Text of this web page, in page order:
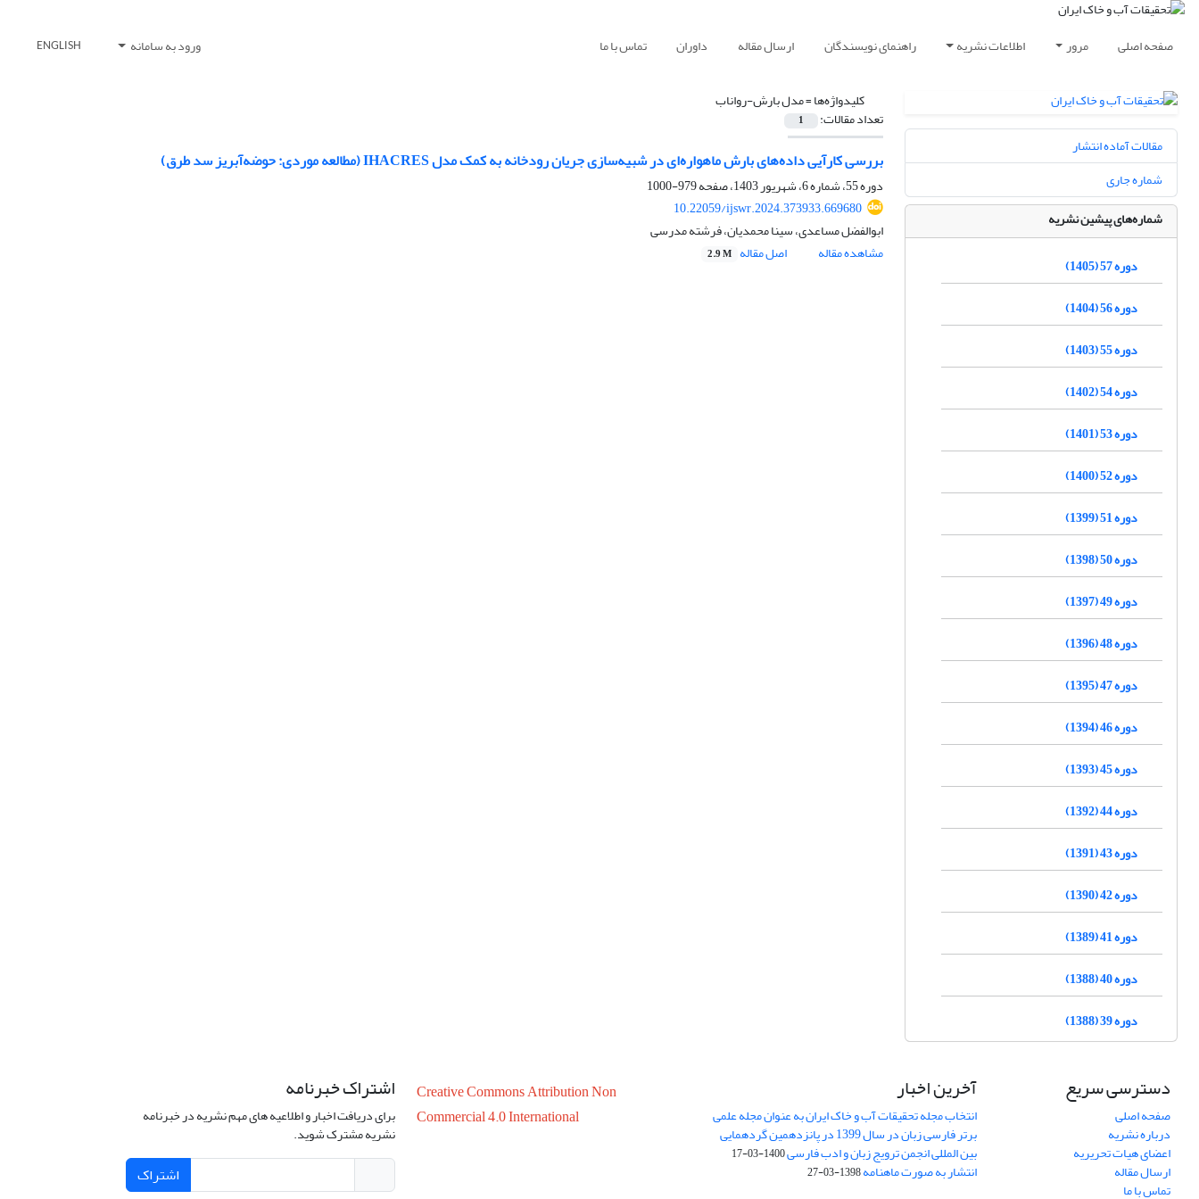
صفحه اصلی مرور اطلاعات نشریه راهنمای نویسندگان ارسال مقاله داوران تماس با ما ورود به سامانه ENGLISH
کلیدواژه‌ها =مدل بارش-رواناب
تعداد مقالات: 1
بررسی کارآیی داده‌های بارش ماهواره‌ای در شبیه‌سازی جریان رودخانه به کمک مدل IHACRES (مطالعه موردی: حوضه‌آبریز سد طرق)
دوره 55، شماره 6، شهریور 1403، صفحه
979-1000
10.22059/ijswr.2024.373933.669680
ابوالفضل مساعدی، سینا محمدیان، فرشته مدرسی
مشاهده مقاله
اصل مقاله 2.9 M
مقالات آماده انتشار
شماره جاری
شماره‌های پیشین نشریه
دوره 57 (1405)
دوره 56 (1404)
دوره 55 (1403)
دوره 54 (1402)
دوره 53 (1401)
دوره 52 (1400)
دوره 51 (1399)
دوره 50 (1398)
دوره 49 (1397)
دوره 48 (1396)
دوره 47 (1395)
دوره 46 (1394)
دوره 45 (1393)
دوره 44 (1392)
دوره 43 (1391)
دوره 42 (1390)
دوره 41 (1389)
دوره 40 (1388)
دوره 39 (1388)
دسترسی سریع
صفحه اصلی
درباره نشریه
اعضای هیات تحریریه
ارسال مقاله
تماس با ما
آخرین اخبار
انتخاب مجله تحقیقات آب و خاک ایران به عنوان مجله علمی
برتر فارسی زبان در سال 1399 در پانزدهمین گردهمایی
بین المللی انجمن ترویج زبان و ادب فارسی1400-03-17
انتشار به صورت ماهنامه1398-03-27
Creative Commons Attribution Non
Commercial 4.0 International
اشتراک خبرنامه
برای دریافت اخبار و اطلاعیه های مهم نشریه در خبرنامه
نشریه مشترک شوید.
اشتراک